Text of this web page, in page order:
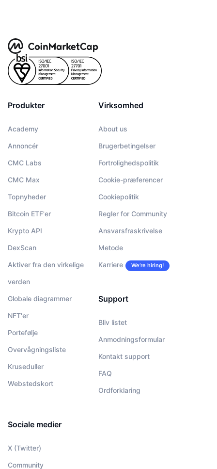
Produkter
Academy
Annoncér
CMC Labs
CMC Max
Topnyheder
Bitcoin ETF'er
Krypto API
DexScan
Aktiver fra den virkelige
verden
Globale diagrammer
NFT'er
Portefølje
Overvågningsliste
Kruseduller
Webstedskort
Virksomhed
About us
Brugerbetingelser
Fortrolighedspolitik
Cookie-præferencer
Cookiepolitik
Regler for Community
Ansvarsfraskrivelse
Metode
Karriere We’re hiring!
Support
Bliv listet
Anmodningsformular
Kontakt support
FAQ
Ordforklaring
Sociale medier
X (Twitter)
Community